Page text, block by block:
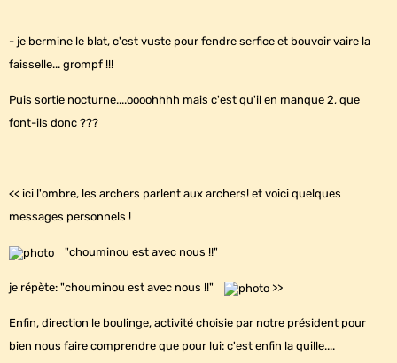
- je bermine le blat, c'est vuste pour fendre serfice et bouvoir vaire la
faisselle... grompf !!!
Puis sortie nocturne....oooohhhh mais c'est qu'il en manque 2, que
font-ils donc ???
<< ici l'ombre, les archers parlent aux archers! et voici quelques
messages personnels !
"chouminou est avec nous !!"
je répète: "chouminou est avec nous !!" >>
Enfin, direction le boulinge, activité choisie par notre président pour
bien nous faire comprendre que pour lui: c'est enfin la quille....